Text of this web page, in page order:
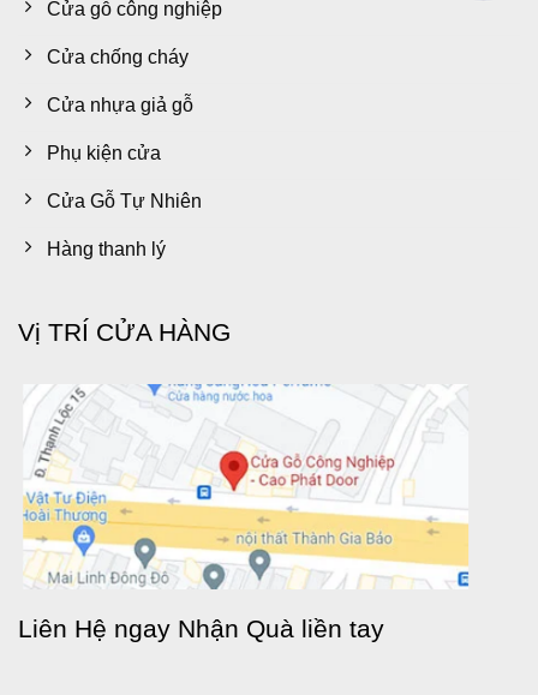
Cửa gỗ công nghiệp
Cửa chống cháy
Cửa nhựa giả gỗ
Phụ kiện cửa
Cửa Gỗ Tự Nhiên
Hàng thanh lý
Vị TRÍ CỬA HÀNG
Liên Hệ ngay Nhận Quà liền tay